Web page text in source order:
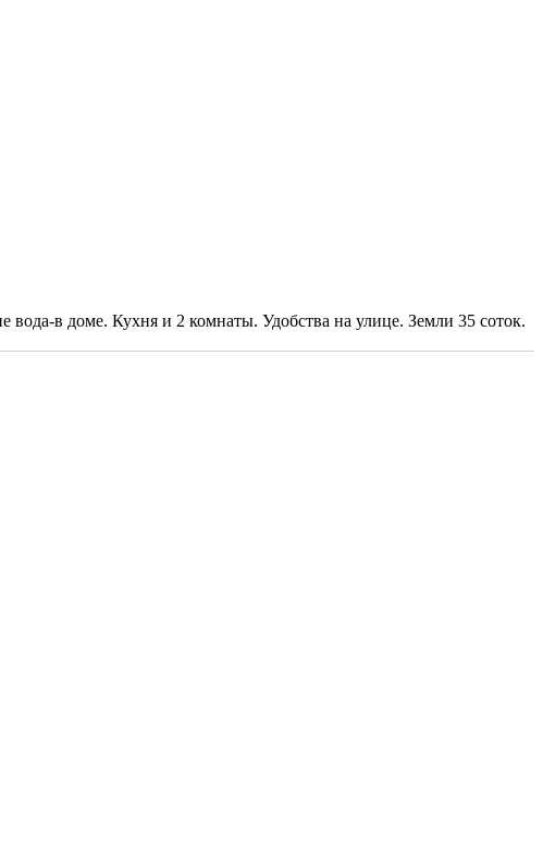
в доме. Кухня и 2 комнаты. Удобства на улице. Земли 35 соток.